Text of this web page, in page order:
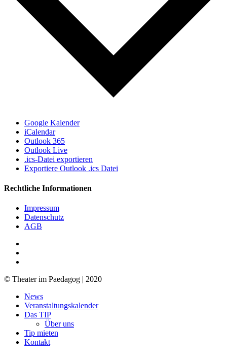
Google Kalender
iCalendar
Outlook 365
Outlook Live
.ics-Datei exportieren
Exportiere Outlook .ics Datei
Rechtliche Informationen
Impressum
Datenschutz
AGB
© Theater im Paedagog | 2020
Close
Menu
News
Veranstaltungskalender
Das TIP
Über uns
Tip mieten
Kontakt